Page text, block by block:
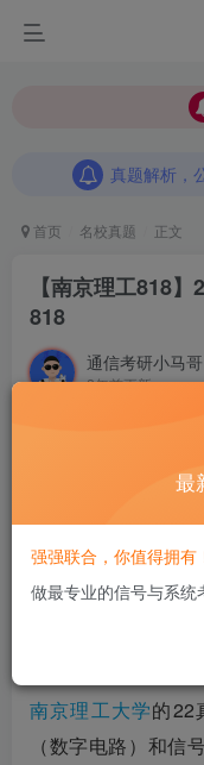
真题解析
真题解析，
首页 名校真题 正文
【南京理工818
818
通信考研小马哥
2年前更新
22年信号考研真
东北林业922的22
了！加油！等你们
23小马哥押题卷已
【2023押
南京理工大学的22
（数字电路）和信
最
强强联合，你值得拥有
做最专业的信号与系统